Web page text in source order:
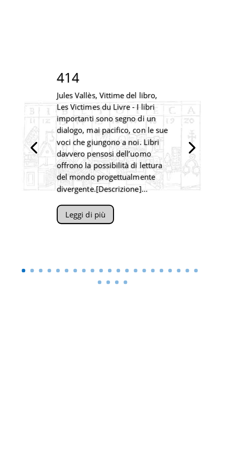
414
Jules Vallès, Vittime del libro,
Les Victimes du Livre - I libri
importanti sono segno di un
dialogo, mai pacifico, con le sue
voci che giungono a noi. Libri
davvero pensosi dell’uomo
offrono la possibilità di lettura
del mondo progettualmente
divergente.[Descrizione]...
Leggi di più